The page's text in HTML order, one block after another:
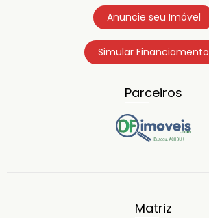
Anuncie seu Imóvel
Simular Financiamento
Parceiros
Matriz